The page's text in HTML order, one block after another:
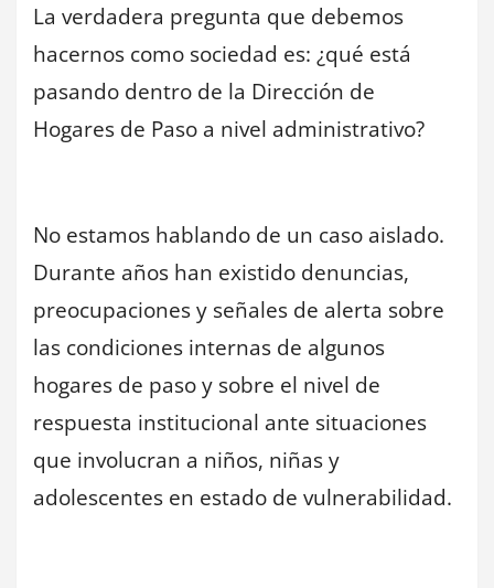
La verdadera pregunta que debemos
hacernos como sociedad es: ¿qué está
pasando dentro de la Dirección de
Hogares de Paso a nivel administrativo?
No estamos hablando de un caso aislado.
Durante años han existido denuncias,
preocupaciones y señales de alerta sobre
las condiciones internas de algunos
hogares de paso y sobre el nivel de
respuesta institucional ante situaciones
que involucran a niños, niñas y
adolescentes en estado de vulnerabilidad.